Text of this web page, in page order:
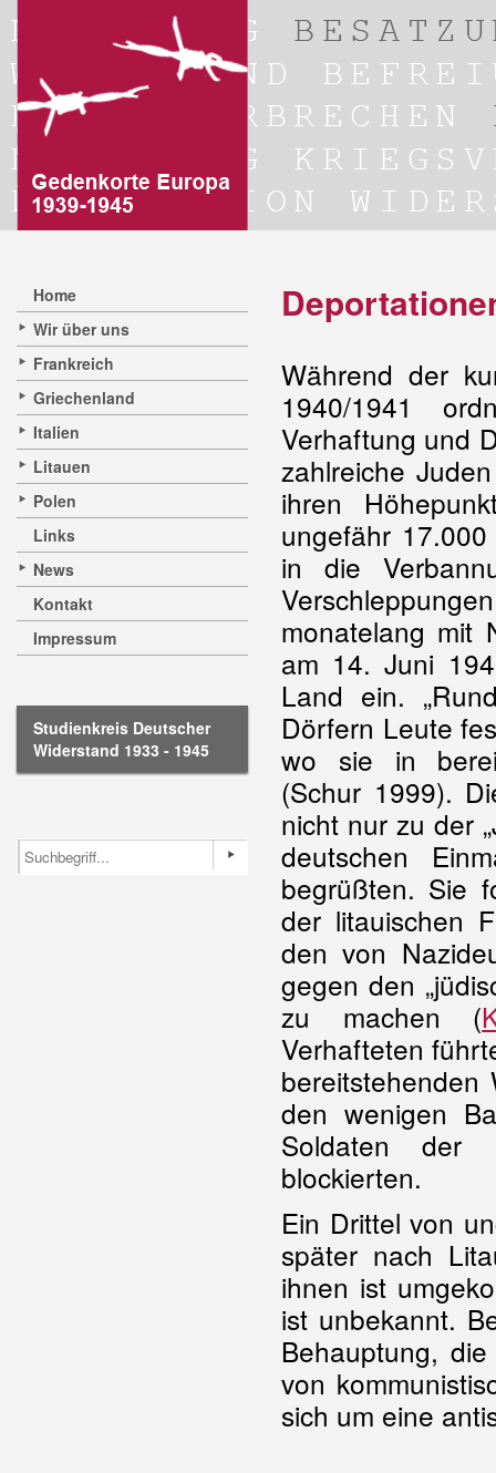
Home
Wir über uns
Frankreich
Griechenland
Italien
Litauen
Polen
Links
News
Kontakt
Impressum
Studienkreis Deutscher
Widerstand 1933 - 1945
Während der
1940/1941
Verhaftung und
zahlreiche
ihren
ungefähr
in die
monatelang mit
am 14. Juni
Land ein.
Dörfern Leute
wo sie in
(Schur 1999).
nicht nur zu der
deutschen
begrüßten. Sie
der litauischen
den von
gegen den
zu machen (
Verhafteten
bereitstehenden
den wenigen
Soldaten der
blockierten.
Ein Drittel von
später nach
ihnen ist
ist unbekannt.
Behauptung,
von
sich um eine